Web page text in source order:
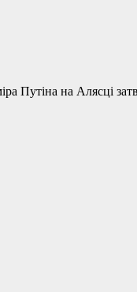
Путіна на Алясці